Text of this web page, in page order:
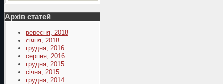
Архів статей
вересня, 2018
січня, 2018
грудня, 2016
серпня, 2016
грудня, 2015
січня, 2015
грудня, 2014